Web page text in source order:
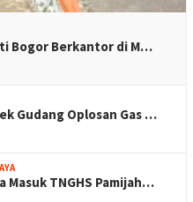
Bogor Berkantor di M…
Gudang Oplosan Gas …
Masuk TNGHS Pamijah…